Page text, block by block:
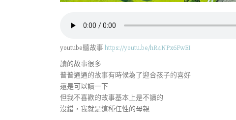
youtube聽故事https://youtu.be/hR4NPx6FwEI
讀的故事很多
普普通通的故事有時候為了迎合孩子的喜好
還是可以讀一下
但我不喜歡的故事基本上是不讀的
沒錯，我就是這種任性的母親